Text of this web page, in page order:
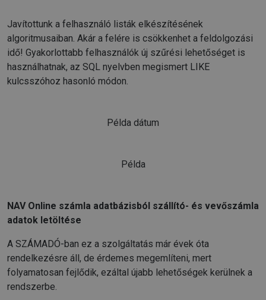
Javítottunk a felhasználó listák elkészítésének
algoritmusaiban. Akár a felére is csökkenhet a feldolgozási
idő! Gyakorlottabb felhasználók új szűrési lehetőséget is
használhatnak, az SQL nyelvben megismert LIKE
kulcsszóhoz hasonló módon.
Példa dátum
Példa
NAV Online számla adatbázisból szállító- és vevőszámla
adatok letöltése
A SZÁMADÓ-ban ez a szolgáltatás már évek óta
rendelkezésre áll, de érdemes megemlíteni, mert
folyamatosan fejlődik, ezáltal újabb lehetőségek kerülnek a
rendszerbe.